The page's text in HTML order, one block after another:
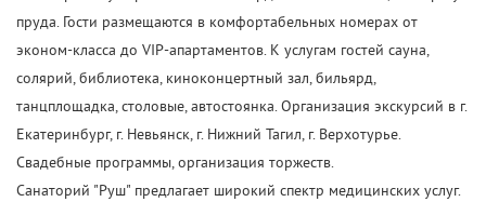
пруда. Гости размещаются в комфортабельных номерах от
эконом-класса до VIP-апартаментов. К услугам гостей сауна,
солярий, библиотека, киноконцертный зал, бильярд,
танцплощадка, столовые, автостоянка. Организация экскурсий в г.
Екатеринбург, г. Невьянск, г. Нижний Тагил, г. Верхотурье.
Свадебные программы, организация торжеств.
Санаторий "Руш" предлагает широкий спектр медицинских услуг.